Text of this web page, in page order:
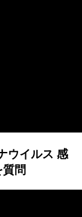
ウイルス 感
問